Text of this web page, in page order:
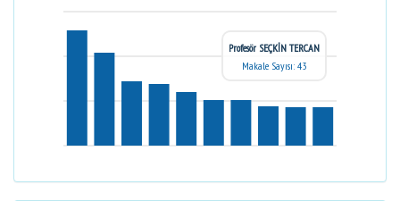
Profesör SEÇKİN TERCAN
Makale Sayısı: 43